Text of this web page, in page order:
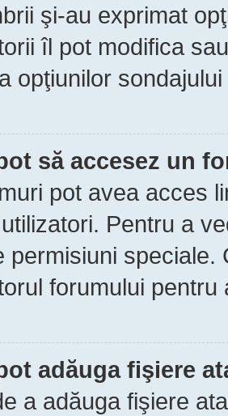
şi-au exprimat
îl pot modifica
opţiunilor
să accesez un
pot avea acces
Pentru a
permisiuni
forumului pentru
adăuga fişiere
a adăuga fişiere